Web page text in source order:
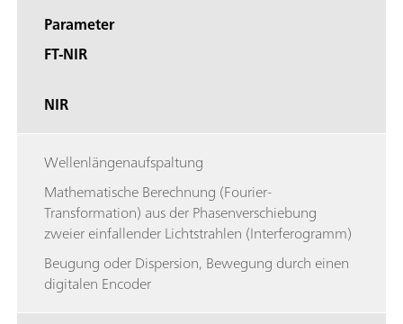
Parameter
FT-NIR
NIR
Wellenlängenaufspaltung
Mathematische Berechnung (Fourier-
Transformation) aus der Phasenverschiebung
zweier einfallender Lichtstrahlen (Interferogramm)
Beugung oder Dispersion, Bewegung durch einen
digitalen Encoder